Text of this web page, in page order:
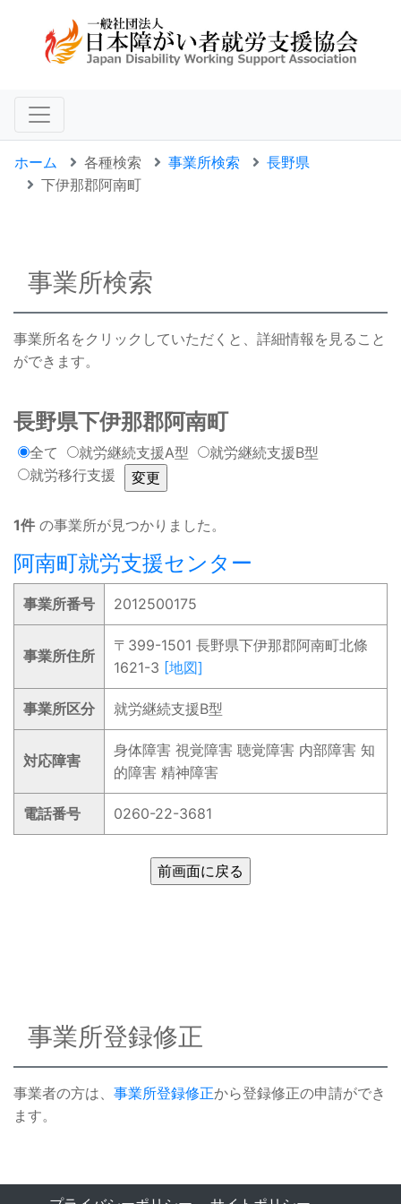
ホーム 各種検索 事業所検索
長野県
下伊那郡阿南町
事業所検索
事業所名をクリックしていただくと、詳細情報を見ること
ができます。
長野県下伊那郡阿南町
全て 就労継続支援A型
就労継続支援B型
就労移行支援
1件 の事業所が見つかりました。
阿南町就労支援センター
事業所番号 2012500175
事業所住所
〒399-1501 長野県下伊那郡阿南町北條
1621-3 [地図]
事業所区分 就労継続支援B型
対応障害
身体障害 視覚障害 聴覚障害 内部障害 知
的障害 精神障害
電話番号 0260-22-3681
事業所登録修正
事業者の方は、 事業所登録修正から登録修正の申請ができ
ます。